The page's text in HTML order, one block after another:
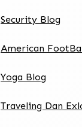
Security Blog
American
Yoga Blog
Traveling Dan